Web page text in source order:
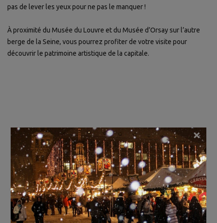
pas de lever les yeux pour ne pas le manquer !
À proximité du Musée du Louvre et du Musée d’Orsay sur l’autre
berge de la Seine, vous pourrez profiter de votre visite pour
découvrir le patrimoine artistique de la capitale.
×